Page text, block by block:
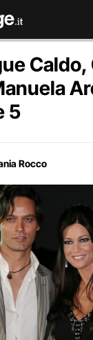
Caldo,
5
Rocco